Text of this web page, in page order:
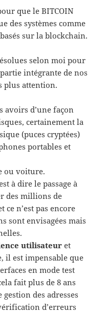
que le BITCOIN
des systèmes comme
sur la blockchain.
selon moi pour
intégrante de nos
plus attention.
avoirs d’une façon
certainement la
(puces cryptées)
portables et
ou voiture.
à dire le passage à
des millions de
ce n’est pas encore
sont envisagées mais
utilisateuret
il est impensable que
en mode test
fait plus de 8 ans
gestion des adresses
d’erreurs